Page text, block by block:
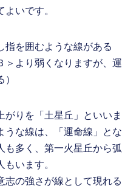
いです。
を囲むような線がある
＞より弱くなりますが、運
がりを「土星丘」といいま
うな線は、「運命線」とな
も多く、第一火星丘から弧
います。
志の強さが線として現れる